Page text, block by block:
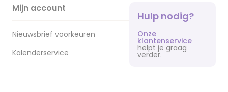
Mijn account
Nieuwsbrief voorkeuren
Kalenderservice
Hulp nodig?
Onze
klantenservice
helpt je graag
verder.